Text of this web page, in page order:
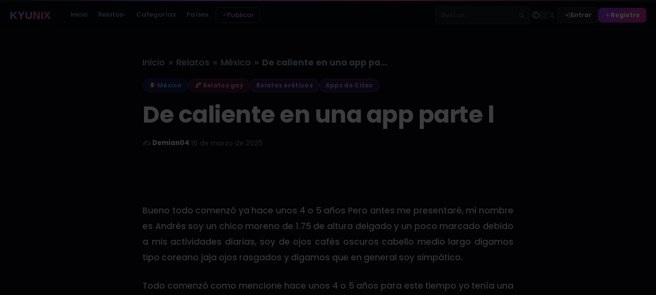
KYUNIX Inicio Relatos▾ Categorías Países Publicar Entrar Registro
Inicio » Relatos » México » De caliente en una app parte…
México Relatos gay Relatos eróticos Apps de Citas
De caliente en una app parte l
✍️ Demian04 16 de marzo de 2025
Bueno todo comenzó ya hace unos 4 o 5 años Pero antes me presentaré, mi nombre
es Andrés soy un chico moreno de 1.75 de altura delgado y un poco marcado debido
a mis actividades diarias, soy de ojos cafés oscuros cabello medio largo digamos
tipo coreano jaja ojos rasgados y digamos que en general soy simpático.
Todo comenzó como mencione hace unos 4 o 5 años para este tiempo yo tenía una